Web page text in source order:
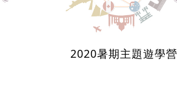
2020暑期主題遊學營